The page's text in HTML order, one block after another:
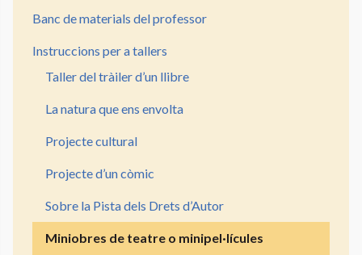
Banc de materials del professor
Instruccions per a tallers
Taller del tràiler d’un llibre
La natura que ens envolta
Projecte cultural
Projecte d’un còmic
Sobre la Pista dels Drets d’Autor
Miniobres de teatre o minipel·lícules